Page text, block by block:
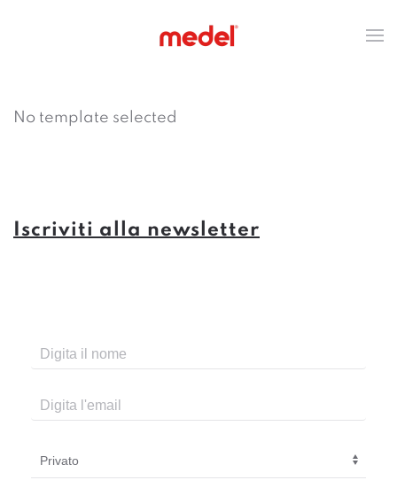
No template selected
Iscriviti alla newsletter